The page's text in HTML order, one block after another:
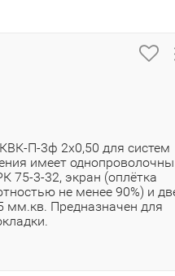
П-3ф 2х0,50 для систем
имеет
75-3-32, экран (оплётка
не менее 90%) и
мм.кв. Предназначен для